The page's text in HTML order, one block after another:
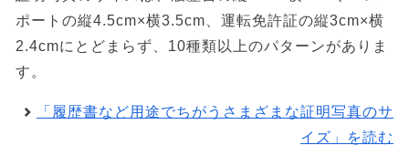
ポートの縦4.5cm×横3.5cm、運転免許証の縦3cm×横
2.4cmにとどまらず、10種類以上のパターンがありま
す。
「履歴書など用途でちがうさまざまな証明写真のサ
イズ」を読む